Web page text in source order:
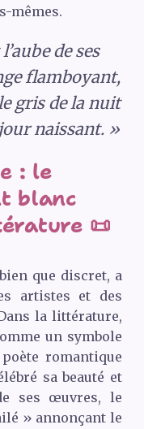
mêmes.
de ses
flamboyant,
gris de la nuit
naissant. »
: le
blanc
📜
que discret, a
artistes et des
la littérature,
un symbole
romantique
sa beauté et
ses œuvres, le
» annonçant le